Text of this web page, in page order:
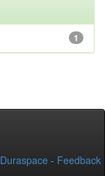
1
Duraspace - Feedback